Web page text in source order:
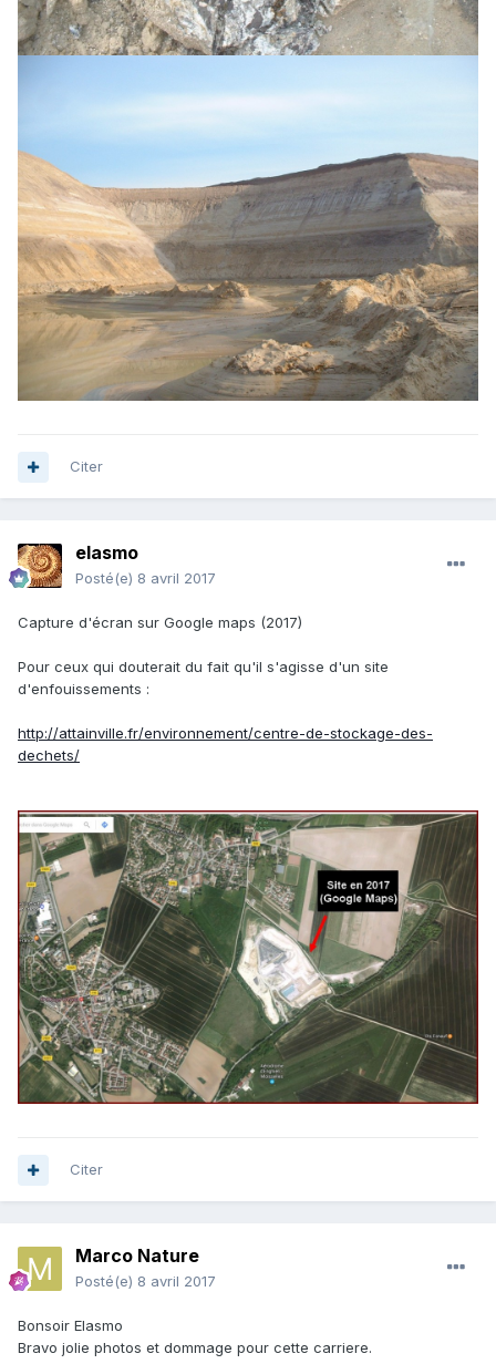
Citer
elasmo
Posté(e) 8 avril 2017
Capture d'écran sur Google maps (2017)
Pour ceux qui douterait du fait qu'il s'agisse d'un site
d'enfouissements :
http://attainville.fr/environnement/centre-de-stockage-des-
dechets/
Citer
Marco Nature
Posté(e) 8 avril 2017
Bonsoir Elasmo
Bravo jolie photos et dommage pour cette carriere.